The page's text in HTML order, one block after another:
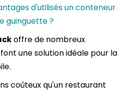
d'utilisés un conteneur
guinguette ?
offre de nombreux
une solution idéale pour la
coûteux qu'un restaurant